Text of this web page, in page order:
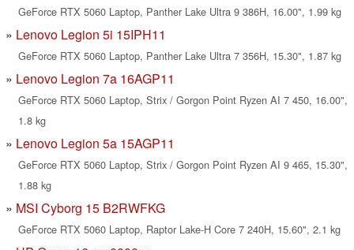
GeForce RTX 5060 Laptop, Panther Lake Ultra 9 386H, 16.00", 1.99 kg
Lenovo Legion 5i 15IPH11
GeForce RTX 5060 Laptop, Panther Lake Ultra 7 356H, 15.30", 1.87 kg
Lenovo Legion 7a 16AGP11
GeForce RTX 5060 Laptop, Strix / Gorgon Point Ryzen AI 7 450, 16.00",
1.8 kg
Lenovo Legion 5a 15AGP11
GeForce RTX 5060 Laptop, Strix / Gorgon Point Ryzen AI 9 465, 15.30",
1.88 kg
MSI Cyborg 15 B2RWFKG
GeForce RTX 5060 Laptop, Raptor Lake-H Core 7 240H, 15.60", 2.1 kg